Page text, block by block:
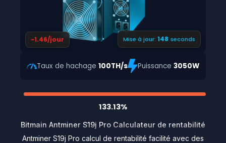
-1.46/jour Mise à jour: 147 seconds
Taux de hachage 100TH/s Puissance3050W
133.13%
Bitmain Antminer S19j Pro Calculateur de rentabilité
Antminer S19j Pro calcul de rentabilité facilité avec des